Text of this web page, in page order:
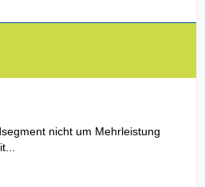
nicht um Mehrleistung